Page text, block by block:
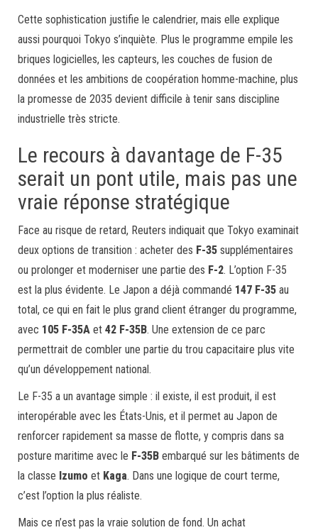
Cette sophistication justifie le calendrier, mais elle explique
aussi pourquoi Tokyo s’inquiète. Plus le programme empile les
briques logicielles, les capteurs, les couches de fusion de
données et les ambitions de coopération homme-machine, plus
la promesse de 2035 devient difficile à tenir sans discipline
industrielle très stricte.
Le recours à davantage de F-35
serait un pont utile, mais pas une
vraie réponse stratégique
Face au risque de retard, Reuters indiquait que Tokyo examinait
deux options de transition : acheter des F-35 supplémentaires
ou prolonger et moderniser une partie des F-2. L’option F-35
est la plus évidente. Le Japon a déjà commandé 147 F-35 au
total, ce qui en fait le plus grand client étranger du programme,
avec 105 F-35A et 42 F-35B. Une extension de ce parc
permettrait de combler une partie du trou capacitaire plus vite
qu’un développement national.
Le F-35 a un avantage simple : il existe, il est produit, il est
interopérable avec les États-Unis, et il permet au Japon de
renforcer rapidement sa masse de flotte, y compris dans sa
posture maritime avec le F-35B embarqué sur les bâtiments de
la classe Izumo et Kaga. Dans une logique de court terme,
c’est l’option la plus réaliste.
Mais ce n’est pas la vraie solution de fond. Un achat